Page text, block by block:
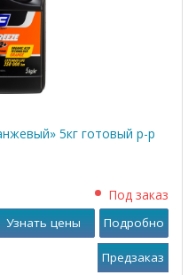
5кг готовый р-р
Под заказ
Узнать цены Подробно